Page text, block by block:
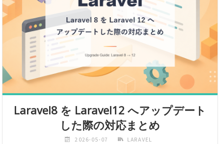
Laravel8 を Laravel12 へアップデート
した際の対応まとめ
2026-05-07 LARAVEL